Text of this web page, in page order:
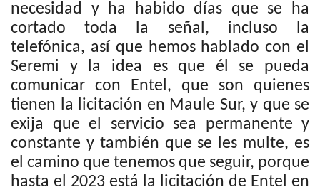
necesidad y ha habido días que se ha
cortado toda la señal, incluso la
telefónica, así que hemos hablado con el
Seremi y la idea es que él se pueda
comunicar con Entel, que son quienes
tienen la licitación en Maule Sur, y que se
exija que el servicio sea permanente y
constante y también que se les multe, es
el camino que tenemos que seguir, porque
hasta el 2023 está la licitación de Entel en